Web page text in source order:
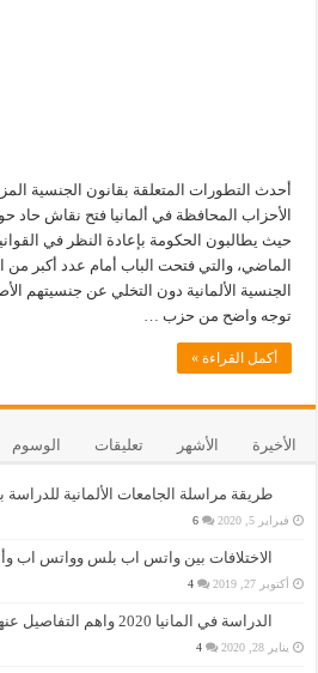
أحدث التطورات المتعلقة بقانون الجنسية
الأحزاب المحافظة في ألمانيا فتح نقاش حاد
حيث يطالبون الحكومة بإعادة النظر في
الماضي، والتي فتحت الباب أمام عدد أكبر من
الجنسية الألمانية دون التخلي عن جنسيتهم
توجه واضح من حزب …
أكمل القراءة »
الأخيرة الأشهر تعليقات الوسوم
طريقة مراسلة الجامعات الألمانية للدراسة
فبراير 5, 2020 6
الاختلافات بين واتس اب بلس وواتس اب
أكتوبر 27, 2019 4
الدراسة في المانيا 2020 واهم التفاصيل عنها
يناير 28, 2020 4